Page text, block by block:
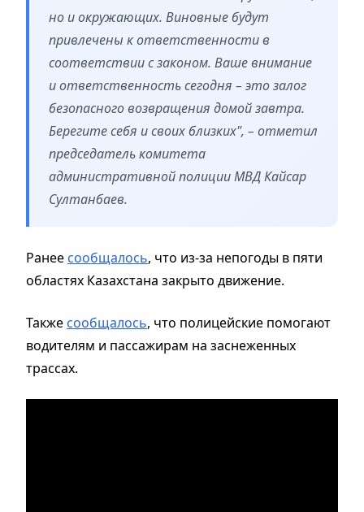
но и окружающих. Виновные будут
привлечены к ответственности в
соответствии с законом. Ваше внимание
и ответственность сегодня – это залог
безопасного возвращения домой завтра.
Берегите себя и своих близких", – отметил
председатель комитета
административной полиции МВД Кайсар
Султанбаев.
Ранее сообщалось, что из-за непогоды в пяти
областях Казахстана закрыто движение.
Также сообщалось, что полицейские помогают
водителям и пассажирам на заснеженных
трассах.